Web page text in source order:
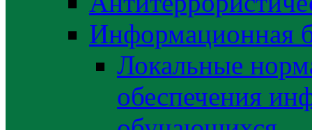
Информационная
Локальные
обеспечения